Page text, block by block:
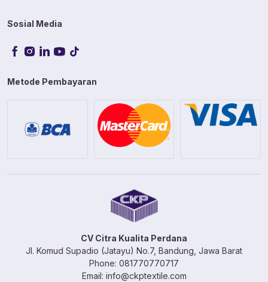
Sosial Media
Metode Pembayaran
CV Citra Kualita Perdana
Jl. Komud Supadio (Jatayu) No.7, Bandung, Jawa Barat
Phone: 081770770717
Email: info@ckptextile.com